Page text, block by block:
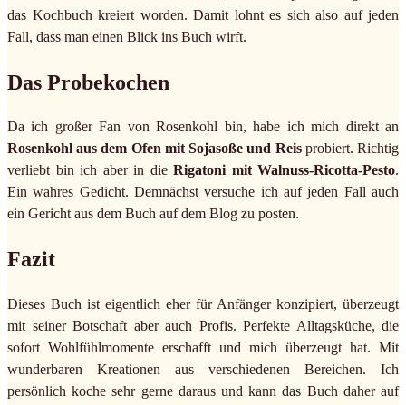
das Kochbuch kreiert worden. Damit lohnt es sich also auf jeden
Fall, dass man einen Blick ins Buch wirft.
Das Probekochen
Da ich großer Fan von Rosenkohl bin, habe ich mich direkt an
Rosenkohl aus dem Ofen mit Sojasoße und Reisprobiert. Richtig
verliebt bin ich aber in die Rigatoni mit Walnuss-Ricotta-Pesto.
Ein wahres Gedicht. Demnächst versuche ich auf jeden Fall auch
ein Gericht aus dem Buch auf dem Blog zu posten.
Fazit
Dieses Buch ist eigentlich eher für Anfänger konzipiert, überzeugt
mit seiner Botschaft aber auch Profis. Perfekte Alltagsküche, die
sofort Wohlfühlmomente erschafft und mich überzeugt hat. Mit
wunderbaren Kreationen aus verschiedenen Bereichen. Ich
persönlich koche sehr gerne daraus und kann das Buch daher auf